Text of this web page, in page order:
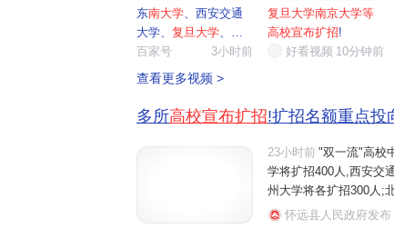
东南大学、西安交通
大学、 复旦大学、 南
京大学
百家号 3小时前
复旦大学南京大学等
高校宣布扩招!
好看视频 10分钟前
查看更多视频 >
多所高校宣布扩招!扩招名额重点投
23小时前 "双一流"高校
学将扩招400人,西安交
州大学将各扩招300人;
南理工大学全国招生总
怀远县人民政府发布